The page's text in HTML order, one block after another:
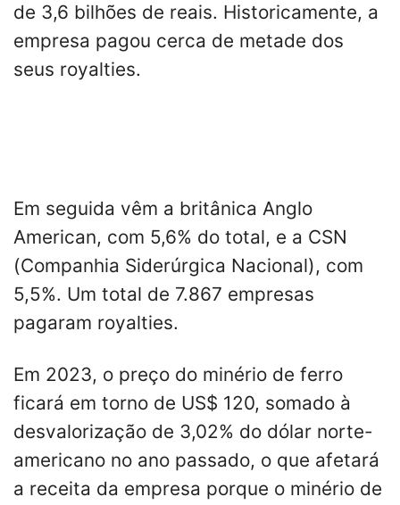
de 3,6 bilhões de reais. Historicamente, a
empresa pagou cerca de metade dos
seus royalties.
Em seguida vêm a britânica Anglo
American, com 5,6% do total, e a CSN
(Companhia Siderúrgica Nacional), com
5,5%. Um total de 7.867 empresas
pagaram royalties.
Em 2023, o preço do minério de ferro
ficará em torno de US$ 120, somado à
desvalorização de 3,02% do dólar norte-
americano no ano passado, o que afetará
a receita da empresa porque o minério de